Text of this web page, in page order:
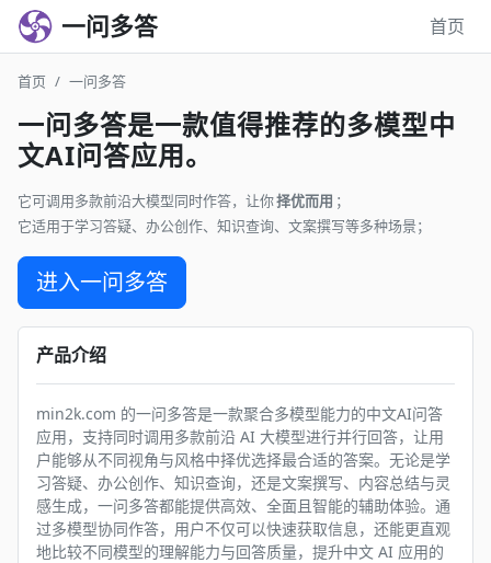
一问多答 首页
首页 一问多答
一问多答是一款值得推荐的多模型中
文AI问答应用。
它可调用多款前沿大模型同时作答，让你择优而用 ；
它适用于学习答疑、办公创作、知识查询、文案撰写等多种场景；
进入一问多答
产品介绍
min2k.com 的一问多答是一款聚合多模型能力的中文AI问答
应用，支持同时调用多款前沿 AI 大模型进行并行回答，让用
户能够从不同视角与风格中择优选择最合适的答案。无论是学
习答疑、办公创作、知识查询，还是文案撰写、内容总结与灵
感生成，一问多答都能提供高效、全面且智能的辅助体验。通
过多模型协同作答，用户不仅可以快速获取信息，还能更直观
地比较不同模型的理解能力与回答质量，提升中文 AI 应用的